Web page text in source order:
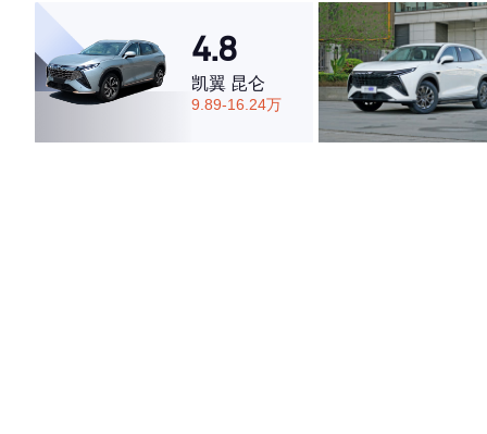
4.8
凯翼 昆仑
9.89-16.24万